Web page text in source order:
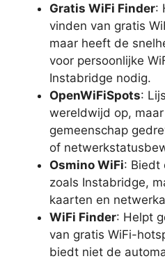
Gratis WiFi Finder:
vinden van gratis
maar heeft de
voor persoonlijke
Instabridge nodig.
OpenWiFiSpots:
wereldwijd op,
gemeenschap
of
Osmino WiFi: Biedt
zoals Instabridge,
kaarten en
WiFi Finder: Helpt
van gratis WiFi-
biedt niet de